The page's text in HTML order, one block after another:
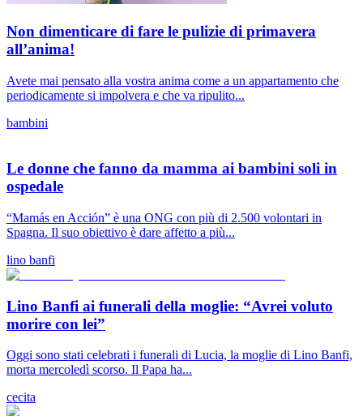
Non dimenticare di fare le pulizie di primavera
all’anima!
Avete mai pensato alla vostra anima come a un appartamento che
periodicamente si impolvera e che va ripulito...
bambini
Le donne che fanno da mamma ai bambini soli in
ospedale
“Mamás en Acción” è una ONG con più di 2.500 volontari in
Spagna. Il suo obiettivo è dare affetto a più...
lino banfi
Lino Banfi ai funerali della moglie: “Avrei voluto
morire con lei”
Oggi sono stati celebrati i funerali di Lucia, la moglie di Lino Banfi,
morta mercoledì scorso. Il Papa ha...
cecita